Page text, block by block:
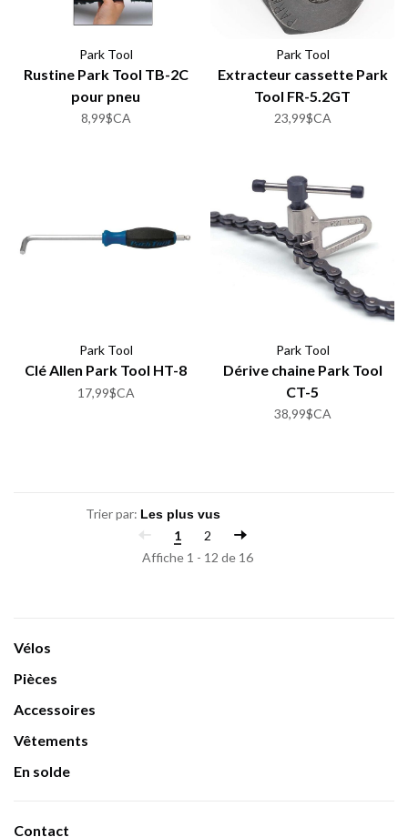
Park Tool
Rustine Park Tool TB-2C
pour pneu
8,99$CA
Park Tool
Extracteur cassette Park
Tool FR-5.2GT
23,99$CA
Park Tool
Clé Allen Park Tool HT-8
17,99$CA
Park Tool
Dérive chaine Park Tool
CT-5
38,99$CA
Trier par:
1
2
Affiche 1 - 12 de 16
Vélos
Pièces
Accessoires
Vêtements
En solde
Contact